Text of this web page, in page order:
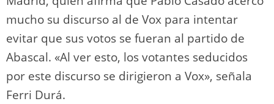
mucho su discurso al de Vox para intentar
evitar que sus votos se fueran al partido de
Abascal. «Al ver esto, los votantes seducidos
por este discurso se dirigieron a Vox», señala
Ferri Durá.